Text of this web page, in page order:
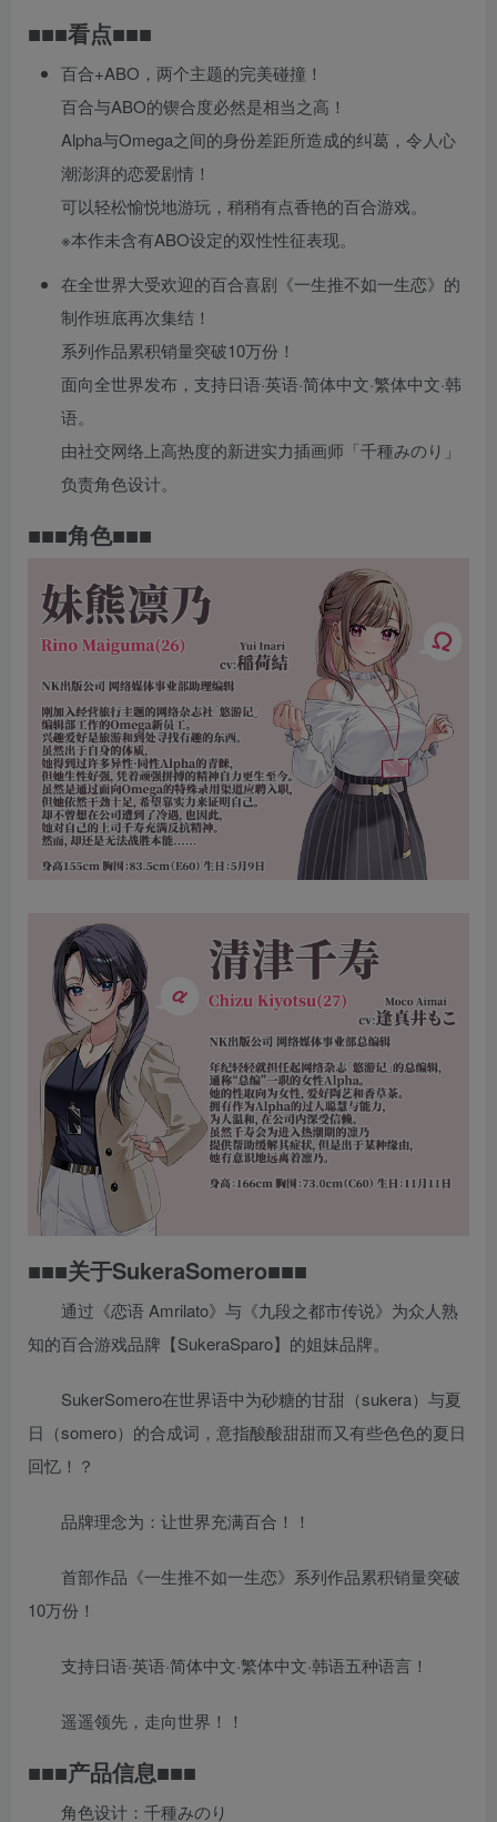
■■■看点■■■
百合+ABO，两个主题的完美碰撞！
百合与ABO的锲合度必然是相当之高！
Alpha与Omega之间的身份差距所造成的纠葛，令人心
潮澎湃的恋爱剧情！
可以轻松愉悦地游玩，稍稍有点香艳的百合游戏。
※本作未含有ABO设定的双性性征表现。
在全世界大受欢迎的百合喜剧《一生推不如一生恋》的
制作班底再次集结！
系列作品累积销量突破10万份！
面向全世界发布，支持日语·英语·简体中文·繁体中文·韩
语。
由社交网络上高热度的新进实力插画师「千種みのり」
负责角色设计。
■■■角色■■■
■■■关于SukeraSomero■■■
通过《恋语 Amrilato》与《九段之都市传说》为众人熟
知的百合游戏品牌【SukeraSparo】的姐妹品牌。
SukerSomero在世界语中为砂糖的甘甜（sukera）与夏
日（somero）的合成词，意指酸酸甜甜而又有些色色的夏日
回忆！？
品牌理念为：让世界充满百合！！
首部作品《一生推不如一生恋》系列作品累积销量突破
10万份！
支持日语·英语·简体中文·繁体中文·韩语五种语言！
遥遥领先，走向世界！！
■■■产品信息■■■
角色设计：千種みのり